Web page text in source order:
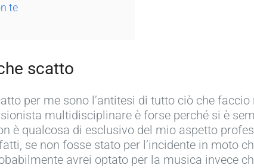
te
scatto
per me sono l’antitesi di tutto ciò che
multidisciplinare è forse perché si è
è qualcosa di esclusivo del mio aspetto
se non fosse stato per l’incidente in moto
avrei optato per la musica invece